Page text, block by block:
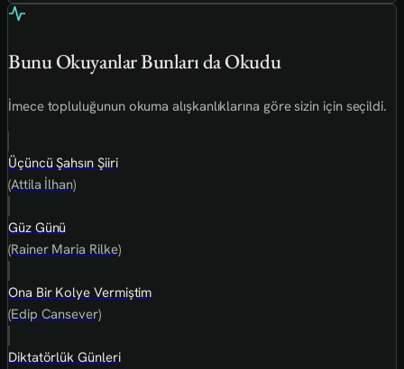
Bunu Okuyanlar Bunları da Okudu
İmece topluluğunun okuma alışkanlıklarına göre sizin için seçildi.
Üçüncü Şahsın Şiiri
(Attila İlhan)
Güz Günü
(Rainer Maria Rilke)
Ona Bir Kolye Vermiştim
(Edip Cansever)
Diktatörlük Günleri